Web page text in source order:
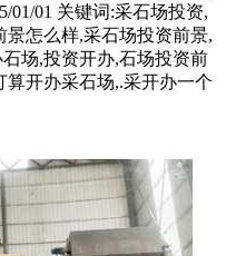
01/01 关键词:采石场投资,
怎么样,采石场投资前景,
场,投资开办,石场投资前
开办采石场,.采开办一个